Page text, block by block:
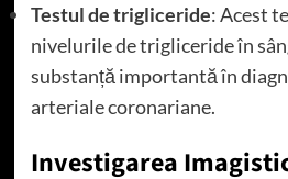
Testul de trigliceride: Acest
nivelurile de trigliceride în
substanță importantă în
arteriale coronariane.
Investigarea